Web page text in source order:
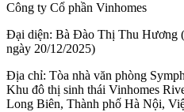
Công ty Cổ phần Vinhomes
Đại diện: Bà Đào Thị Thu Hương
ngày 20/12/2025)
Địa chỉ: Tòa nhà văn phòng
Khu đô thị sinh thái Vinhomes
Long Biên, Thành phố Hà Nội,